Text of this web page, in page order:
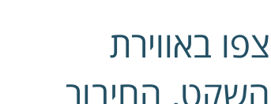
צפו באווירת
השקט, החיבור